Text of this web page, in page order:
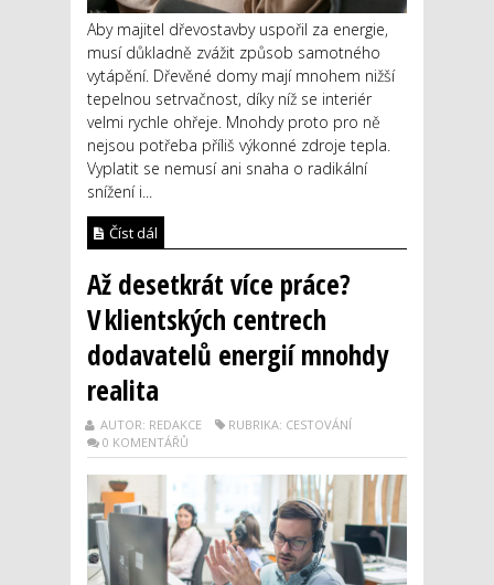
Aby majitel dřevostavby uspořil za energie,
musí důkladně zvážit způsob samotného
vytápění. Dřevěné domy mají mnohem nižší
tepelnou setrvačnost, díky níž se interiér
velmi rychle ohřeje. Mnohdy proto pro ně
nejsou potřeba příliš výkonné zdroje tepla.
Vyplatit se nemusí ani snaha o radikální
snížení i...
Číst dál
Až desetkrát více práce?
V klientských centrech
dodavatelů energií mnohdy
realita
AUTOR: REDAKCE
RUBRIKA: CESTOVÁNÍ
0 KOMENTÁŘŮ